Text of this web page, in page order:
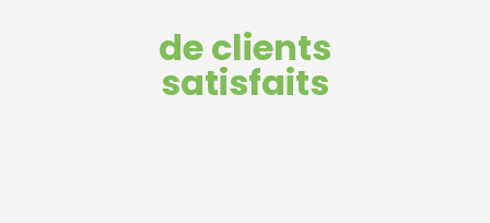
de clients
satisfaits